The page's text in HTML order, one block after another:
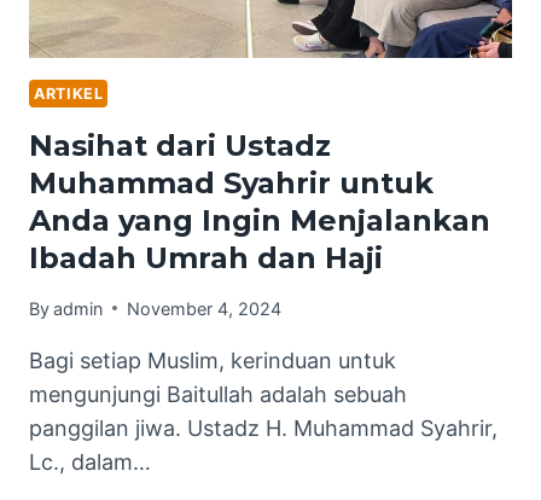
ARTIKEL
Nasihat dari Ustadz
Muhammad Syahrir untuk
Anda yang Ingin Menjalankan
Ibadah Umrah dan Haji
Byadmin November 4, 2024
Bagi setiap Muslim, kerinduan untuk
mengunjungi Baitullah adalah sebuah
panggilan jiwa. Ustadz H. Muhammad Syahrir,
Lc., dalam…